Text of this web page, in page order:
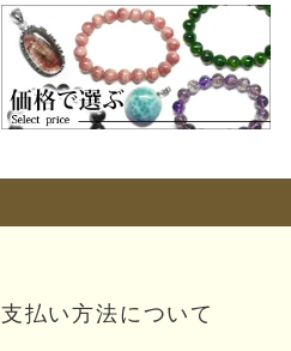
支払い方法について